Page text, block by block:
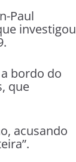
Paul
investigou
bordo do
que
acusando